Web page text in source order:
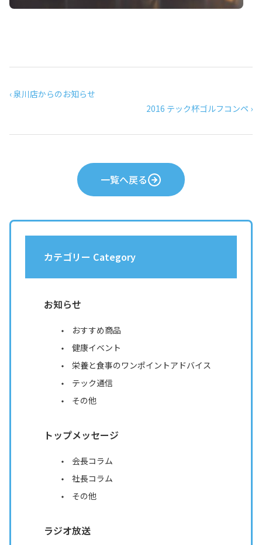
‹ 泉川店からのお知らせ
2016 テック杯ゴルフコンペ ›
一覧へ戻る
カテゴリー Category
お知らせ
おすすめ商品
健康イベント
栄養と食事のワンポイントアドバイス
テック通信
その他
トップメッセージ
会長コラム
社長コラム
その他
ラジオ放送